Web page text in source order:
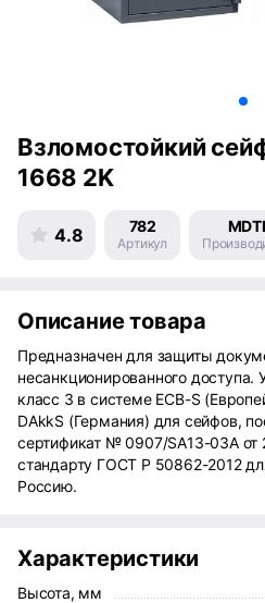
Взломостойкий
1668 2K
4.8 782
Артикул
Описание товара
Предназначен для защиты
несанкционированного доступа.
класс 3 в системе ECB-S
DAkkS (Германия) для сейфов,
сертификат № 0907/SA13-03А от
стандарту ГОСТ Р 50862-2012
Россию.
Характеристики
Высота, мм